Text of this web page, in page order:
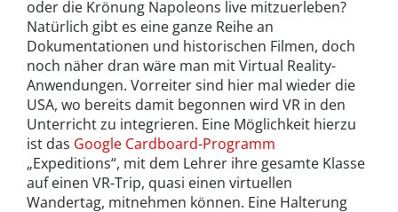
oder die Krönung Napoleons live mitzuerleben?
Natürlich gibt es eine ganze Reihe an
Dokumentationen und historischen Filmen, doch
noch näher dran wäre man mit Virtual Reality-
Anwendungen. Vorreiter sind hier mal wieder die
USA, wo bereits damit begonnen wird VR in den
Unterricht zu integrieren. Eine Möglichkeit hierzu
ist das Google Cardboard-Programm
„Expeditions“, mit dem Lehrer ihre gesamte Klasse
auf einen VR-Trip, quasi einen virtuellen
Wandertag, mitnehmen können. Eine Halterung